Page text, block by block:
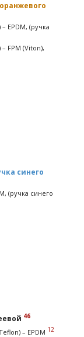
EPDM, (ручка
FPM (Viton),
синего
(ручка синего
46
– EPDM 12